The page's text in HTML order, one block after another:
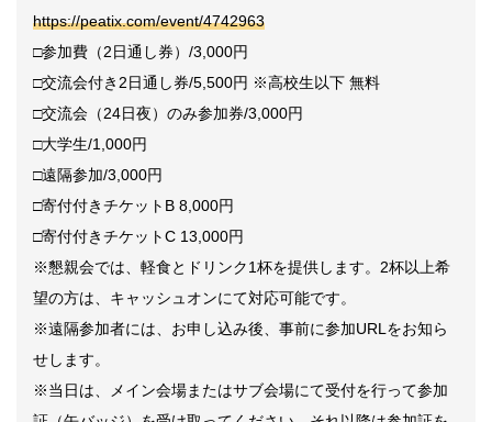
https://peatix.com/event/4742963
□参加費（2日通し券）/3,000円
□交流会付き2日通し券/5,500円 ※高校生以下 無料
□交流会（24日夜）のみ参加券/3,000円
□大学生/1,000円
□遠隔参加/3,000円
□寄付付きチケットB 8,000円
□寄付付きチケットC 13,000円
※懇親会では、軽食とドリンク1杯を提供します。2杯以上希
望の方は、キャッシュオンにて対応可能です。
※遠隔参加者には、お申し込み後、事前に参加URLをお知ら
せします。
※当日は、メイン会場またはサブ会場にて受付を行って参加